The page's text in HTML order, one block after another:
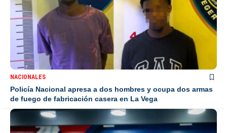
NACIONALES
Policía Nacional apresa a dos hombres y ocupa dos armas
de fuego de fabricación casera en La Vega